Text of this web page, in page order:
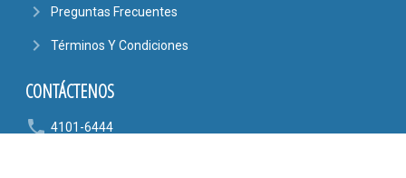
navigate_next Preguntas Frecuentes
navigate_next Términos Y Condiciones
CONTÁCTENOS
phone 4101-6444